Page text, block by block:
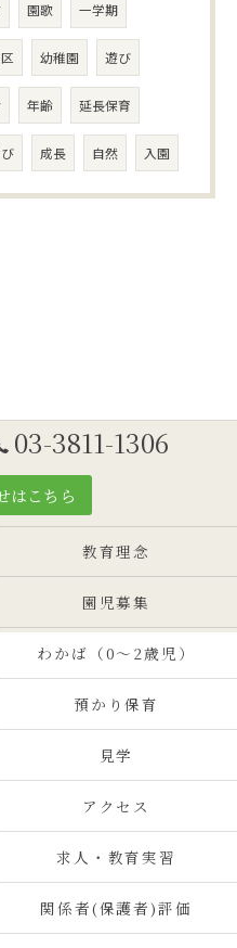
園歌 一学期
幼稚園 遊び
年齢 延長保育
成長 自然 入園
03-3811-1306
はこちら
教育理念
園児募集
わかば（0～2歳児）
預かり保育
見学
アクセス
求人・教育実習
関係者(保護者)評価